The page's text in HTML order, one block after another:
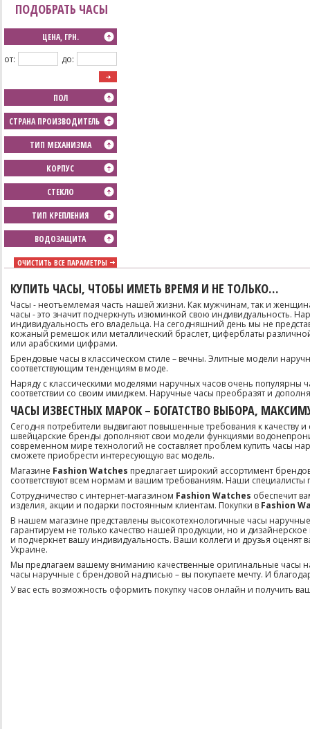
ПОДОБРАТЬ ЧАСЫ
ЦЕНА, ГРН.
от:
до:
ПОЛ
СТРАНА ПРОИЗВОДИТЕЛЬ
ТИП МЕХАНИЗМА
КОРПУС
СТЕКЛО
ТИП КРЕПЛЕНИЯ
ВОДОЗАЩИТА
ОЧИСТИТЬ ВСЕ ПАРАМЕТРЫ
КУПИТЬ ЧАСЫ, ЧТОБЫ ИМЕТЬ ВРЕМЯ И НЕ ТОЛЬКО…
Часы - неотъемлемая часть нашей жизни. Как мужчинам, так и
часы - это значит подчеркнуть изюминкой свою индивидуальность.
индивидуальность его владельца. На сегодняшний день мы не
кожаный ремешок или металлический браслет, циферблаты
или арабскими цифрами.
Брендовые часы в классическом стиле – вечны. Элитные модели
соответствующим тенденциям в моде.
Наряду с классическими моделями наручных часов очень популярны
соответствии со своим имиджем. Наручные часы преобразят и
ЧАСЫ ИЗВЕСТНЫХ МАРОК – БОГАТСТВО ВЫБОРА,
Сегодня потребители выдвигают повышенные требования к
швейцарские бренды дополняют свои модели функциями
современном мире технологий не составляет проблем купить часы
сможете приобрести интересующую вас модель.
Магазине Fashion Watches предлагает широкий ассортимент
соответствуют всем нормам и вашим требованиям. Наши
Сотрудничество с интернет-магазином Fashion Watches обеспечит
изделия, акции и подарки постоянным клиентам. Покупки в Fashion
В нашем магазине представлены высокотехнологичные часы
гарантируем не только качество нашей продукции, но и
и подчеркнет вашу индивидуальность. Ваши коллеги и друзья
Украине.
Мы предлагаем вашему вниманию качественные оригинальные часы
часы наручные с брендовой надписью – вы покупаете мечту. И
У вас есть возможность оформить покупку часов онлайн и получить